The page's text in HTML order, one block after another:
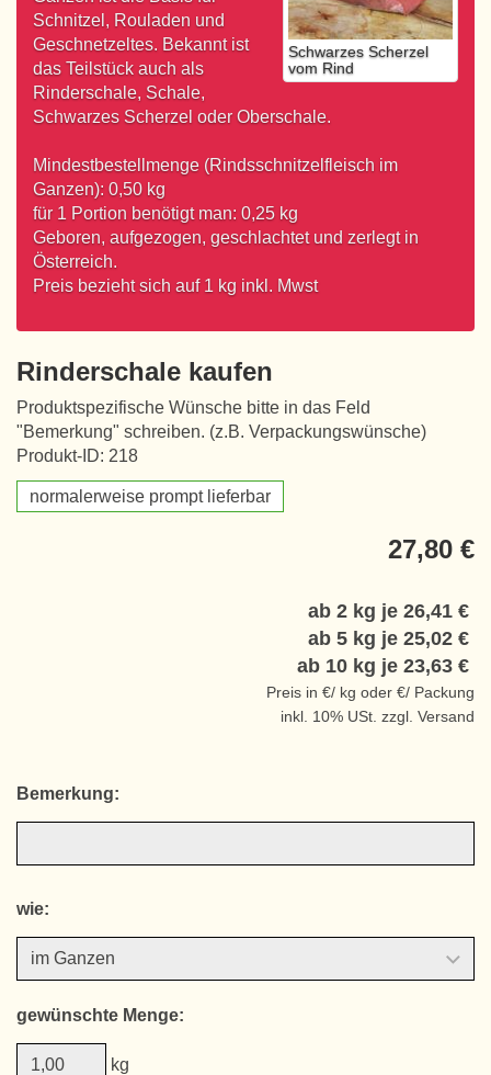
Schwarzes Scherzel
vom Rind
Schnitzel, Rouladen und
Geschnetzeltes. Bekannt ist
das Teilstück auch als
Rinderschale, Schale,
Schwarzes Scherzel oder Oberschale.
Mindestbestellmenge (Rindsschnitzelfleisch im
Ganzen): 0,50 kg
für 1 Portion benötigt man: 0,25 kg
Geboren, aufgezogen, geschlachtet und zerlegt in
Österreich.
Preis bezieht sich auf 1 kg inkl. Mwst
Rinderschale kaufen
Produktspezifische Wünsche bitte in das Feld
"Bemerkung" schreiben. (z.B. Verpackungswünsche)
Produkt-ID: 218
normalerweise prompt lieferbar
27,80 €
ab 2 kg je 26,41 €
ab 5 kg je 25,02 €
ab 10 kg je 23,63 €
Preis in €/ kg oder €/ Packung
inkl. 10% USt. zzgl. Versand
Bemerkung:
wie:
gewünschte Menge:
kg